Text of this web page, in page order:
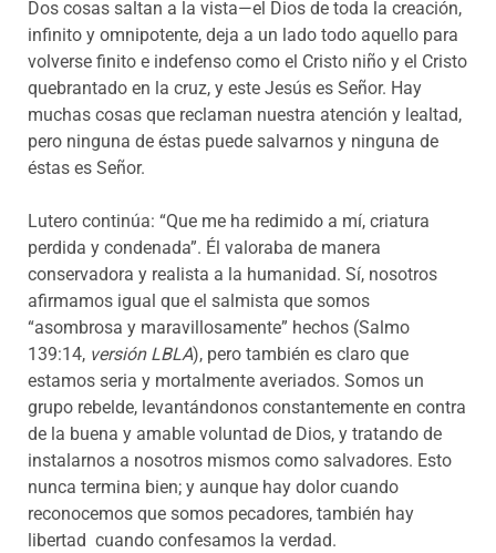
Dos cosas saltan a la vista—el Dios de toda la creación,
infinito y omnipotente, deja a un lado todo aquello para
volverse finito e indefenso como el Cristo niño y el Cristo
quebrantado en la cruz, y este Jesús es Señor. Hay
muchas cosas que reclaman nuestra atención y lealtad,
pero ninguna de éstas puede salvarnos y ninguna de
éstas es Señor.
Lutero continúa: “Que me ha redimido a mí, criatura
perdida y condenada”. Él valoraba de manera
conservadora y realista a la humanidad. Sí, nosotros
afirmamos igual que el salmista que somos
“asombrosa y maravillosamente” hechos (Salmo
139:14, versión LBLA), pero también es claro que
estamos seria y mortalmente averiados. Somos un
grupo rebelde, levantándonos constantemente en contra
de la buena y amable voluntad de Dios, y tratando de
instalarnos a nosotros mismos como salvadores. Esto
nunca termina bien; y aunque hay dolor cuando
reconocemos que somos pecadores, también hay
libertad cuando confesamos la verdad.